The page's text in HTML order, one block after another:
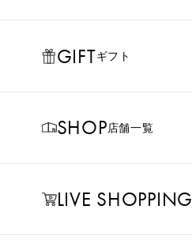
GIFTギフト
SHOP店舗一覧
LIVE SHOPPING